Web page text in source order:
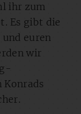
ihr zum
Es gibt die
euren
wir